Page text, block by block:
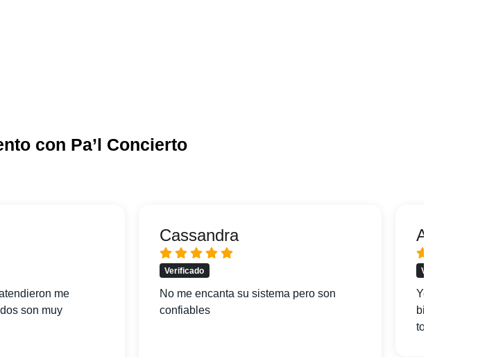
con Pa’l Concierto
me
son muy
Cassandra
Verificado
No me encanta su sistema pero son
confiables
Alfredo
Verificado
Yo soy de
bien la
todo y mi